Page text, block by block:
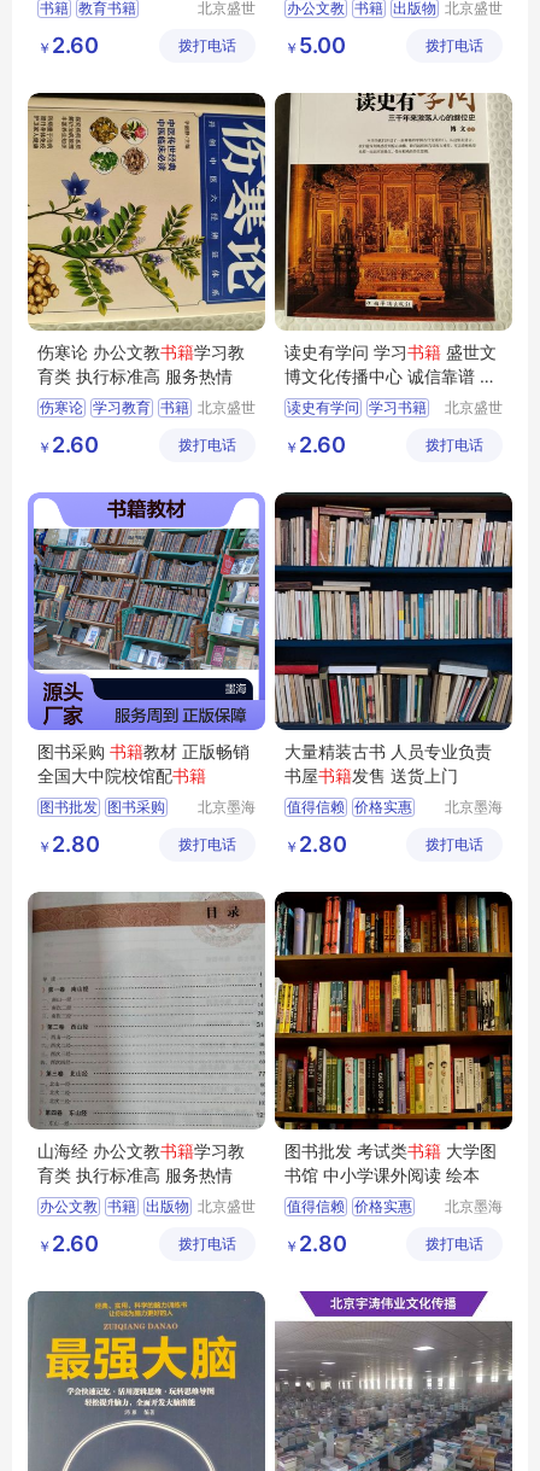
书籍 教育书籍
北京盛世
传播中心
￥ 2.60 拨打电话
办公文教 书籍 出版物 北京盛世
传播中心
￥ 5.00 拨打电话
伤寒论 办公文教书籍学习教
育类 执行标准高 服务热情
伤寒论 学习教育 书籍 北京盛世
传播中心
￥ 2.60 拨打电话
读史有学问 学习书籍 盛世文
博文化传播中心 诚信靠谱 全
国可售
读史有学问 学习书籍
北京盛世
传播中心
￥ 2.60 拨打电话
图书采购 书籍教材 正版畅销
全国大中院校馆配书籍
图书批发 图书采购
图书馆用书批发
北京墨海
有限公司
￥ 2.80 拨打电话
大量精装古书 人员专业负责
书屋书籍发售 送货上门
值得信赖 价格实惠
北京墨海
有限公司
￥ 2.80 拨打电话
山海经 办公文教书籍学习教
育类 执行标准高 服务热情
办公文教 书籍 出版物 北京盛世
传播中心
￥ 2.60 拨打电话
图书批发 考试类书籍 大学图
书馆 中小学课外阅读 绘本
值得信赖 价格实惠
北京墨海
有限公司
￥ 2.80 拨打电话